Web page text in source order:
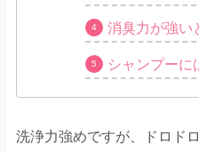
消臭力が強い
シャンプーに
洗浄力強めですが、ドロド